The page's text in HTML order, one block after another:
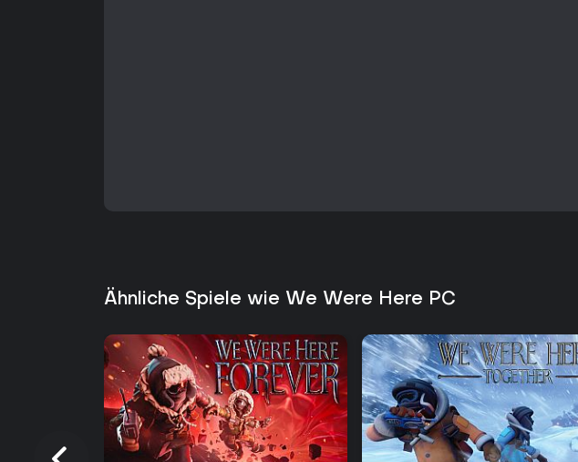
Ähnliche Spiele wie We Were Here PC